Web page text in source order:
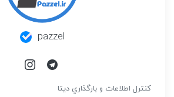
pazzel
كنترل اطلاعات و بارگذاري ديتا